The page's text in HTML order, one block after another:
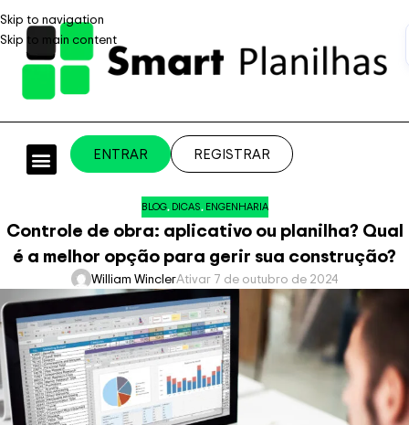
Skip to navigation
Skip to main content
ENTRAR REGISTRAR
BLOG,DICAS,ENGENHARIA
Controle de obra: aplicativo ou planilha? Qual
é a melhor opção para gerir sua construção?
William WinclerAtivar 7 de outubro de 2024